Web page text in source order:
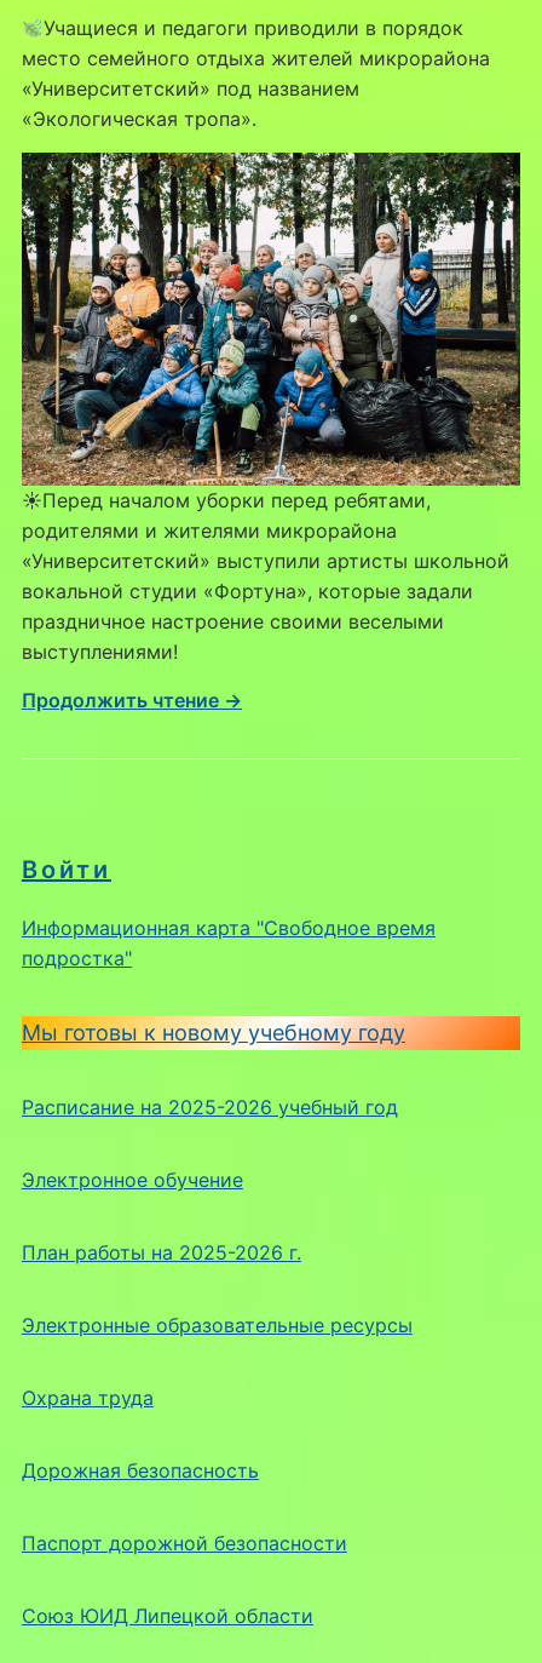
Войти
Информационная карта "Свободное время
подростка"
Мы готовы к новому учебному году
Расписание на 2025-2026 учебный год
Электронное обучение
План работы на 2025-2026 г.
Электронные образовательные ресурсы
Охрана труда
Дорожная безопасность
Паспорт дорожной безопасности
Союз ЮИД Липецкой области
Учащиеся и педагоги приводили в порядок
место семейного отдыха жителей микрорайона
«Университетский» под названием
«Экологическая тропа».
☀Перед началом уборки перед ребятами,
родителями и жителями микрорайона
«Университетский» выступили артисты школьной
вокальной студии «Фортуна», которые задали
праздничное настроение своими веселыми
выступлениями!
Продолжить чтение →